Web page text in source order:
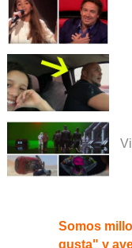
Somos
gusta" y